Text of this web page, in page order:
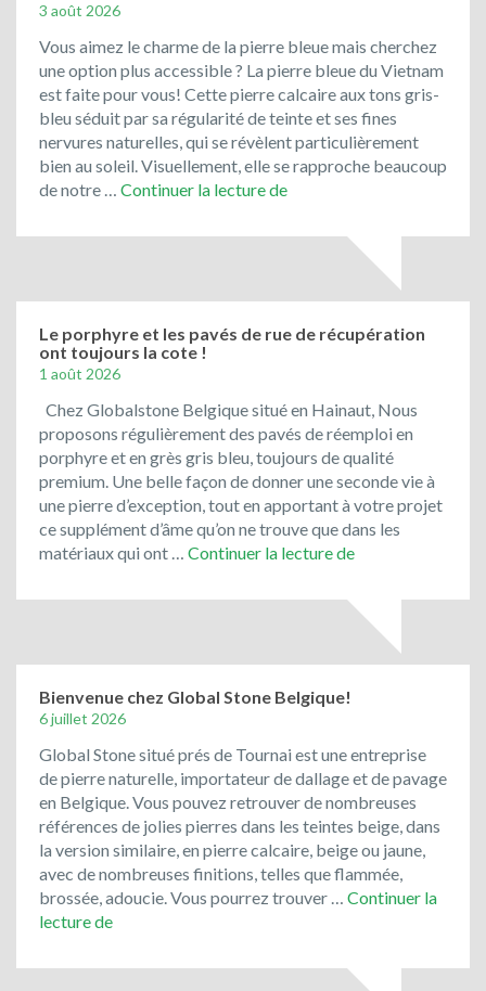
3 août 2026
Vous aimez le charme de la pierre bleue mais cherchez
une option plus accessible ? La pierre bleue du Vietnam
est faite pour vous! Cette pierre calcaire aux tons gris-
bleu séduit par sa régularité de teinte et ses fines
nervures naturelles, qui se révèlent particulièrement
bien au soleil. Visuellement, elle se rapproche beaucoup
de notre … Continuer la lecture deToujours
promotion
bleu
du
Le porphyre et les pavés de rue de récupération
ont toujours la cote !
1 août 2026
Chez Globalstone Belgique situé en Hainaut, Nous
proposons régulièrement des pavés de réemploi en
porphyre et en grès gris bleu, toujours de qualité
premium. Une belle façon de donner une seconde vie à
une pierre d’exception, tout en apportant à votre projet
ce supplément d’âme qu’on ne trouve que dans les
matériaux qui ont … Continuer la lecture deLe
les
pavés
de
ont
toujours
la
cote
!
Bienvenue chez Global Stone Belgique!
6 juillet 2026
Global Stone situé prés de Tournai est une entreprise
de pierre naturelle, importateur de dallage et de pavage
en Belgique. Vous pouvez retrouver de nombreuses
références de jolies pierres dans les teintes beige, dans
la version similaire, en pierre calcaire, beige ou jaune,
avec de nombreuses finitions, telles que flammée,
brossée, adoucie. Vous pourrez trouver … Continuer la
lecture deBienvenue
Global